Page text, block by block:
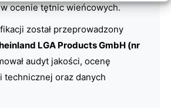
ocenie tętnic wieńcowych.
został przeprowadzony
LGA Products GmbH (nr
audyt jakości, ocenę
technicznej oraz danych